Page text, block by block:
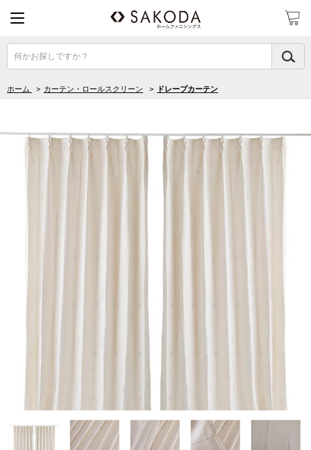
何かお探しですか？
ホーム > カーテン・ロールスクリーン > ドレープカーテン